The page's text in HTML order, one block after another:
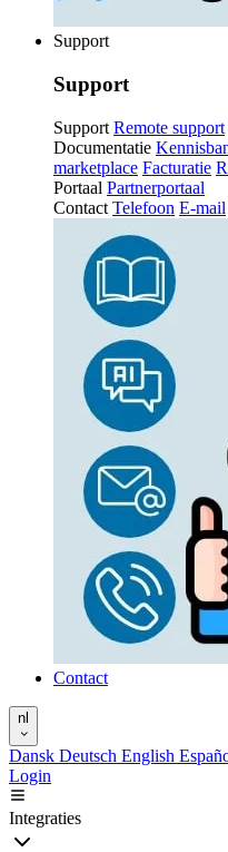
Support
Support
Support Remote support
Documentatie
marketplace Facturatie
Portaal Partnerportaal
Contact Telefoon E-mail
Contact
nl
Dansk Deutsch English
Login
Integraties